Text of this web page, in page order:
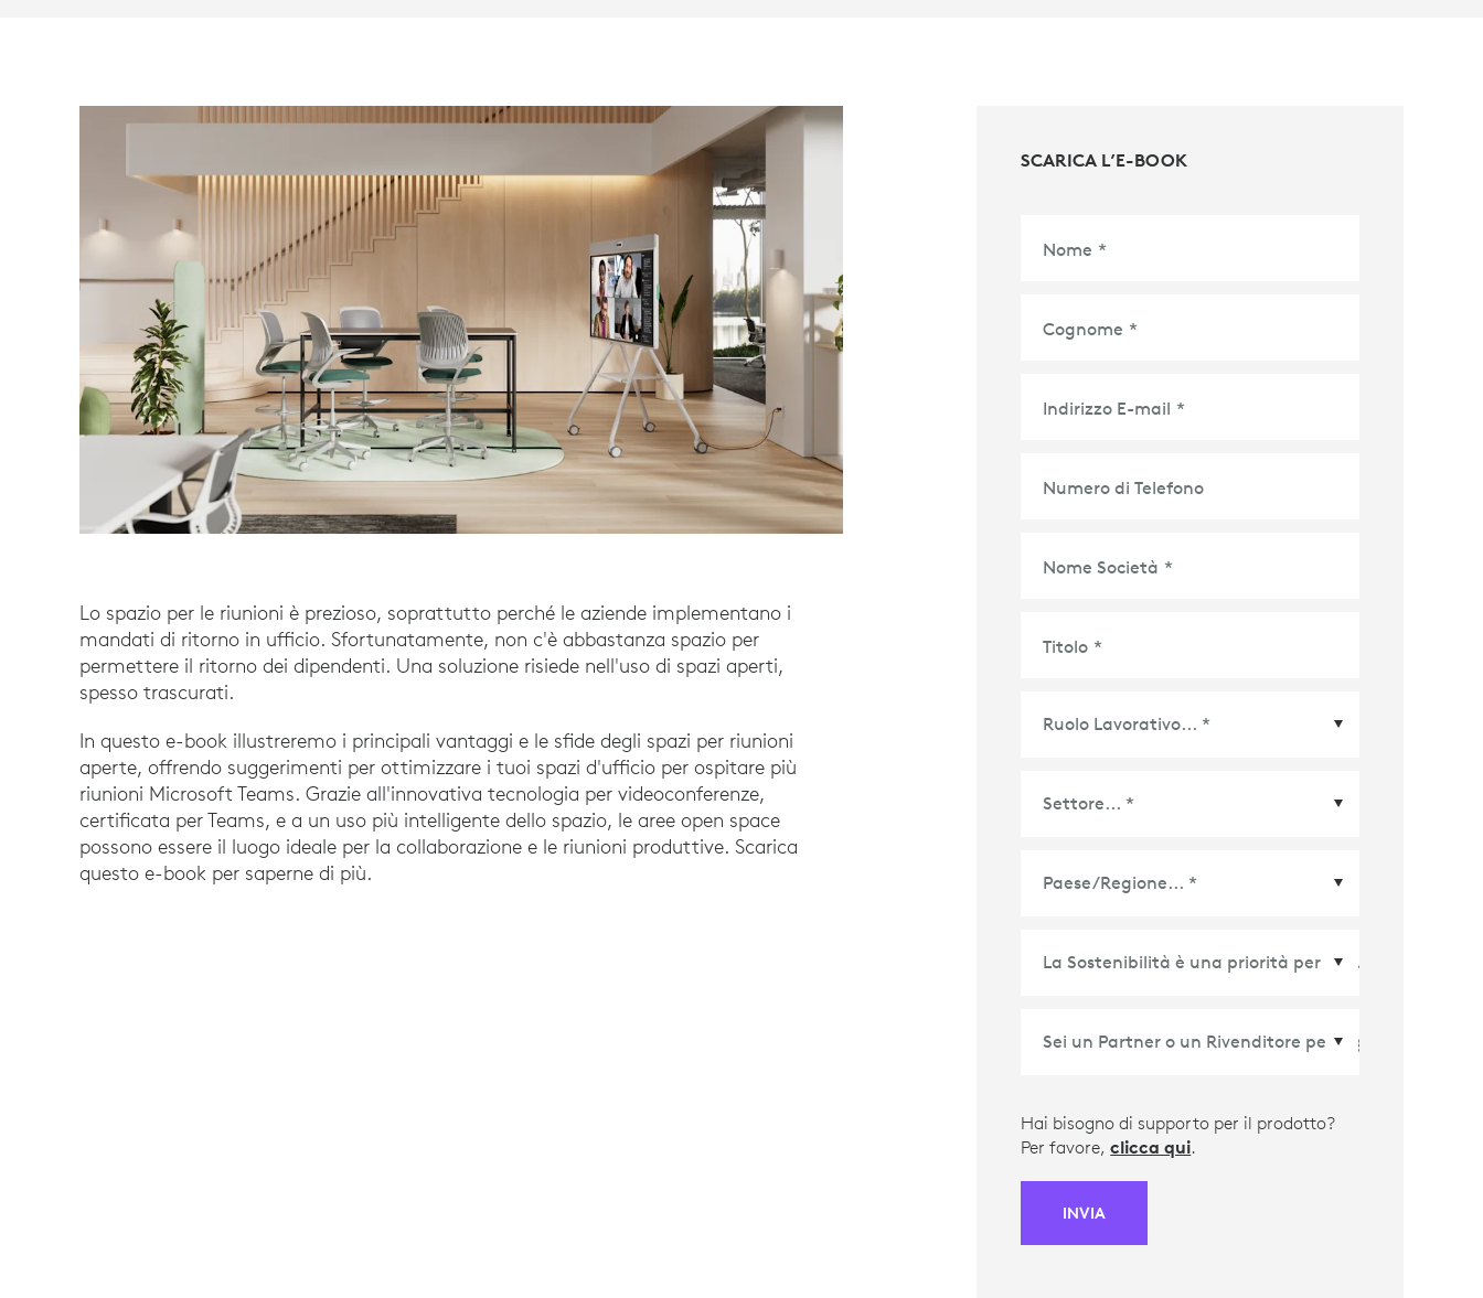
Lo spazio per le riunioni è prezioso, soprattutto perché le aziende implementano i
mandati di ritorno in ufficio. Sfortunatamente, non c'è abbastanza spazio per
permettere il ritorno dei dipendenti. Una soluzione risiede nell'uso di spazi aperti,
spesso trascurati.
In questo e-book illustreremo i principali vantaggi e le sfide degli spazi per riunioni
aperte, offrendo suggerimenti per ottimizzare i tuoi spazi d'ufficio per ospitare più
riunioni Microsoft Teams. Grazie all'innovativa tecnologia per videoconferenze,
certificata per Teams, e a un uso più intelligente dello spazio, le aree open space
possono essere il luogo ideale per la collaborazione e le riunioni produttive. Scarica
questo e-book per saperne di più.
SCARICA L’E-BOOK
Nome *
Cognome *
Indirizzo E-mail *
Numero di Telefono
Nome Società *
Titolo *
Paese/Regione *
Hai bisogno di supporto per il prodotto?
Per favore,clicca qui.
INVIA